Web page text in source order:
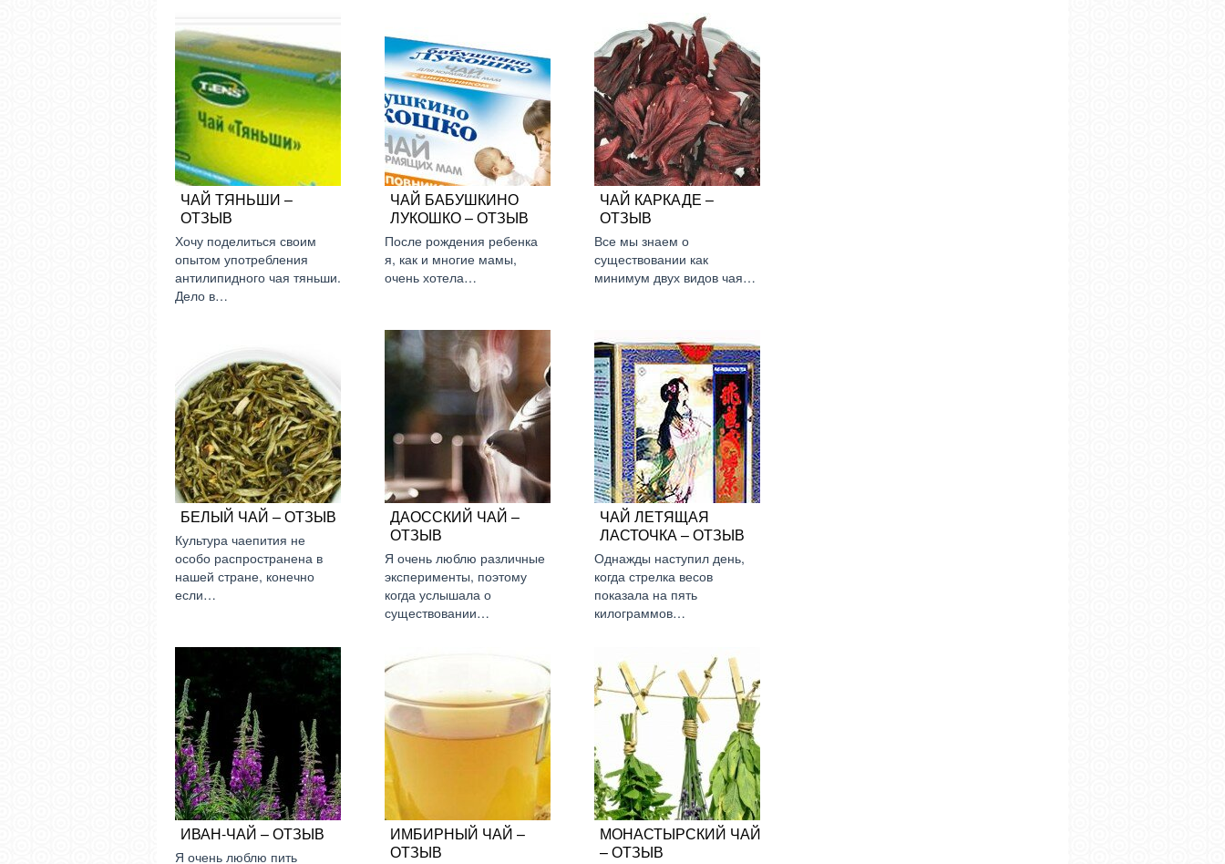
ЧАЙ ТЯНЬШИ –
ОТЗЫВ
Хочу поделиться своим
опытом употребления
антилипидного чая тяньши.
Дело в…
ЧАЙ БАБУШКИНО
ЛУКОШКО – ОТЗЫВ
После рождения ребенка
я, как и многие мамы,
очень хотела…
ЧАЙ КАРКАДЕ –
ОТЗЫВ
Все мы знаем о
существовании как
минимум двух видов чая…
БЕЛЫЙ ЧАЙ – ОТЗЫВ
Культура чаепития не
особо распространена в
нашей стране, конечно
если…
ДАОССКИЙ ЧАЙ –
ОТЗЫВ
Я очень люблю различные
эксперименты, поэтому
когда услышала о
существовании…
ЧАЙ ЛЕТЯЩАЯ
ЛАСТОЧКА – ОТЗЫВ
Однажды наступил день,
когда стрелка весов
показала на пять
килограммов…
ИВАН-ЧАЙ – ОТЗЫВ
Я очень люблю пить
ИМБИРНЫЙ ЧАЙ –
ОТЗЫВ
МОНАСТЫРСКИЙ ЧАЙ
– ОТЗЫВ